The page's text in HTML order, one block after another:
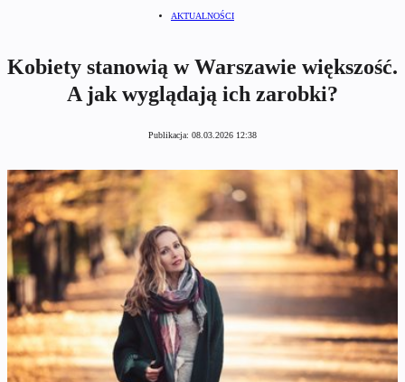
AKTUALNOŚCI
Kobiety stanowią w Warszawie większość.
A jak wyglądają ich zarobki?
Publikacja: 08.03.2026 12:38